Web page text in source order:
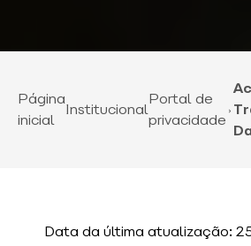
Página
inicial
Institucional
Portal de
privacidade
Data da última atualização: